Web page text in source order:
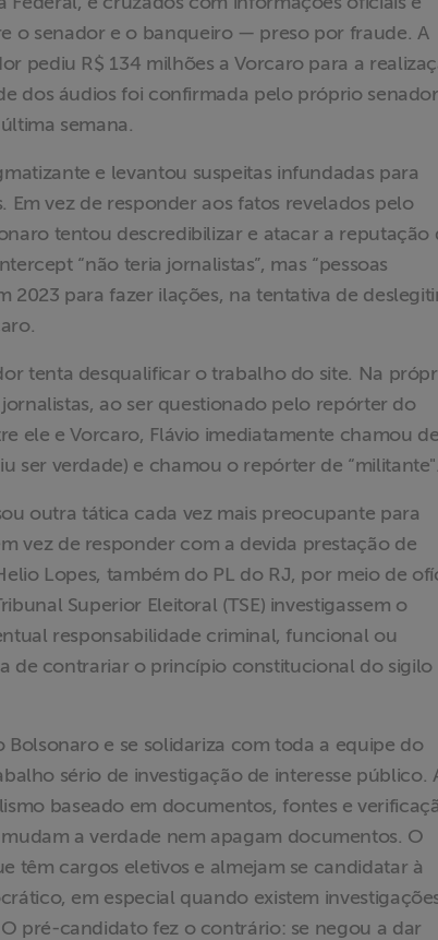
o senador e o banqueiro — preso por fraude. A
pediu R$ 134 milhões a Vorcaro para a
dos áudios foi confirmada pelo próprio senador
semana.
e levantou suspeitas infundadas para
vez de responder aos fatos revelados pelo
tentou descredibilizar e atacar a reputação
“não teria jornalistas”, mas “pessoas
2023 para fazer ilações, na tentativa de
tenta desqualificar o trabalho do site. Na
ao ser questionado pelo repórter do
ele e Vorcaro, Flávio imediatamente chamou de
ser verdade) e chamou o repórter de “militante".
outra tática cada vez mais preocupante para
vez de responder com a devida prestação de
Lopes, também do PL do RJ, por meio de
Superior Eleitoral (TSE) investigassem o
responsabilidade criminal, funcional ou
de contrariar o princípio constitucional do sigilo
e se solidariza com toda a equipe do
sério de investigação de interesse público.
baseado em documentos, fontes e
a verdade nem apagam documentos. O
têm cargos eletivos e almejam se candidatar à
em especial quando existem
pré-candidato fez o contrário: se negou a dar